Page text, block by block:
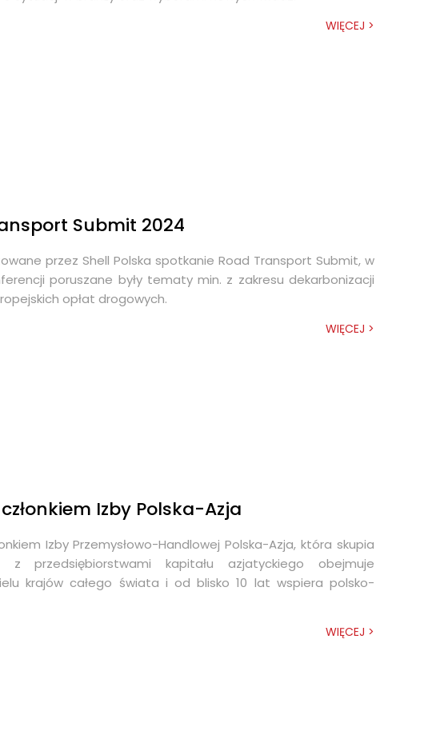
WIĘCEJ >
Submit 2024
przez Shell Polska spotkanie Road Transport Submit, w
poruszane były tematy min. z zakresu dekarbonizacji
opłat drogowych.
WIĘCEJ >
Izby Polska-Azja
Izby Przemysłowo-Handlowej Polska-Azja, która skupia
z przedsiębiorstwami kapitału azjatyckiego obejmuje
krajów całego świata i od blisko 10 lat wspiera polsko-
WIĘCEJ >